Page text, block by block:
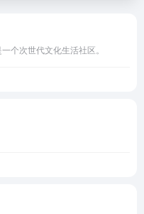
个次世代文化生活社区。